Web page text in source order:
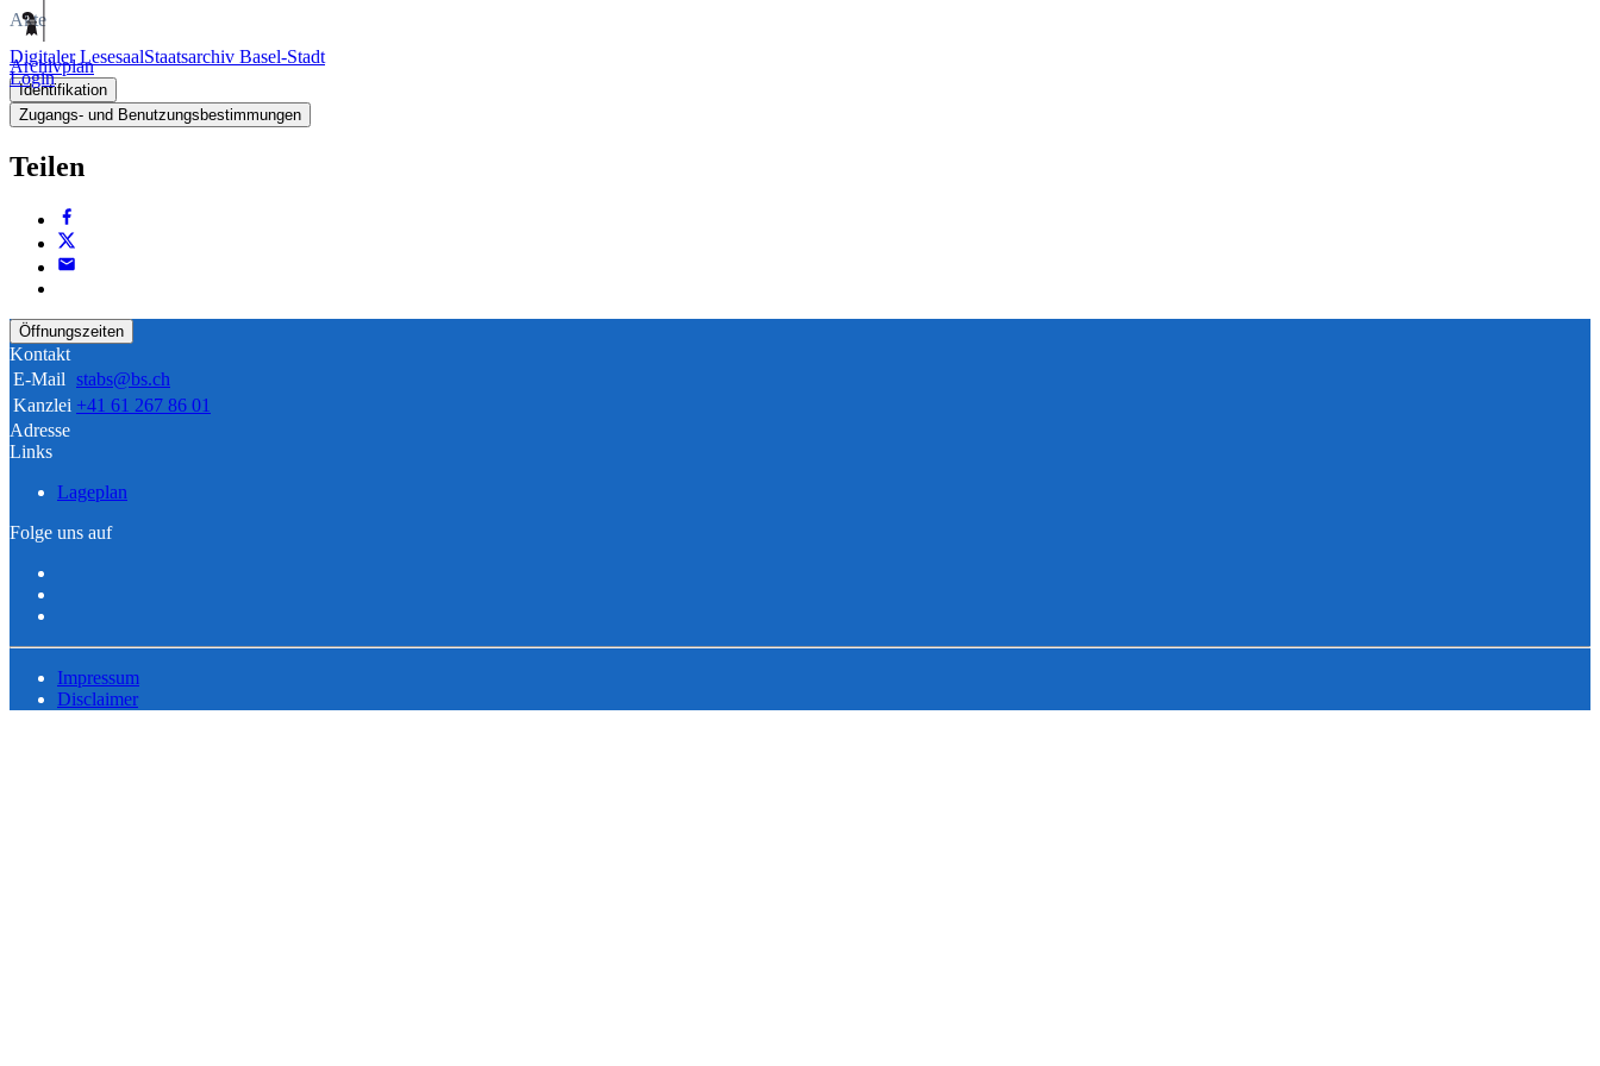
Digitaler LesesaalStaatsarchiv Basel-Stadt
Login
Akte
Archivplan
Identifikation
Zugangs- und Benutzungsbestimmungen
Teilen
Öffnungszeiten
Kontakt
E-Mail stabs@bs.ch
Kanzlei +41 61 267 86 01
Adresse
Links
Lageplan
Folge uns auf
Impressum
Disclaimer